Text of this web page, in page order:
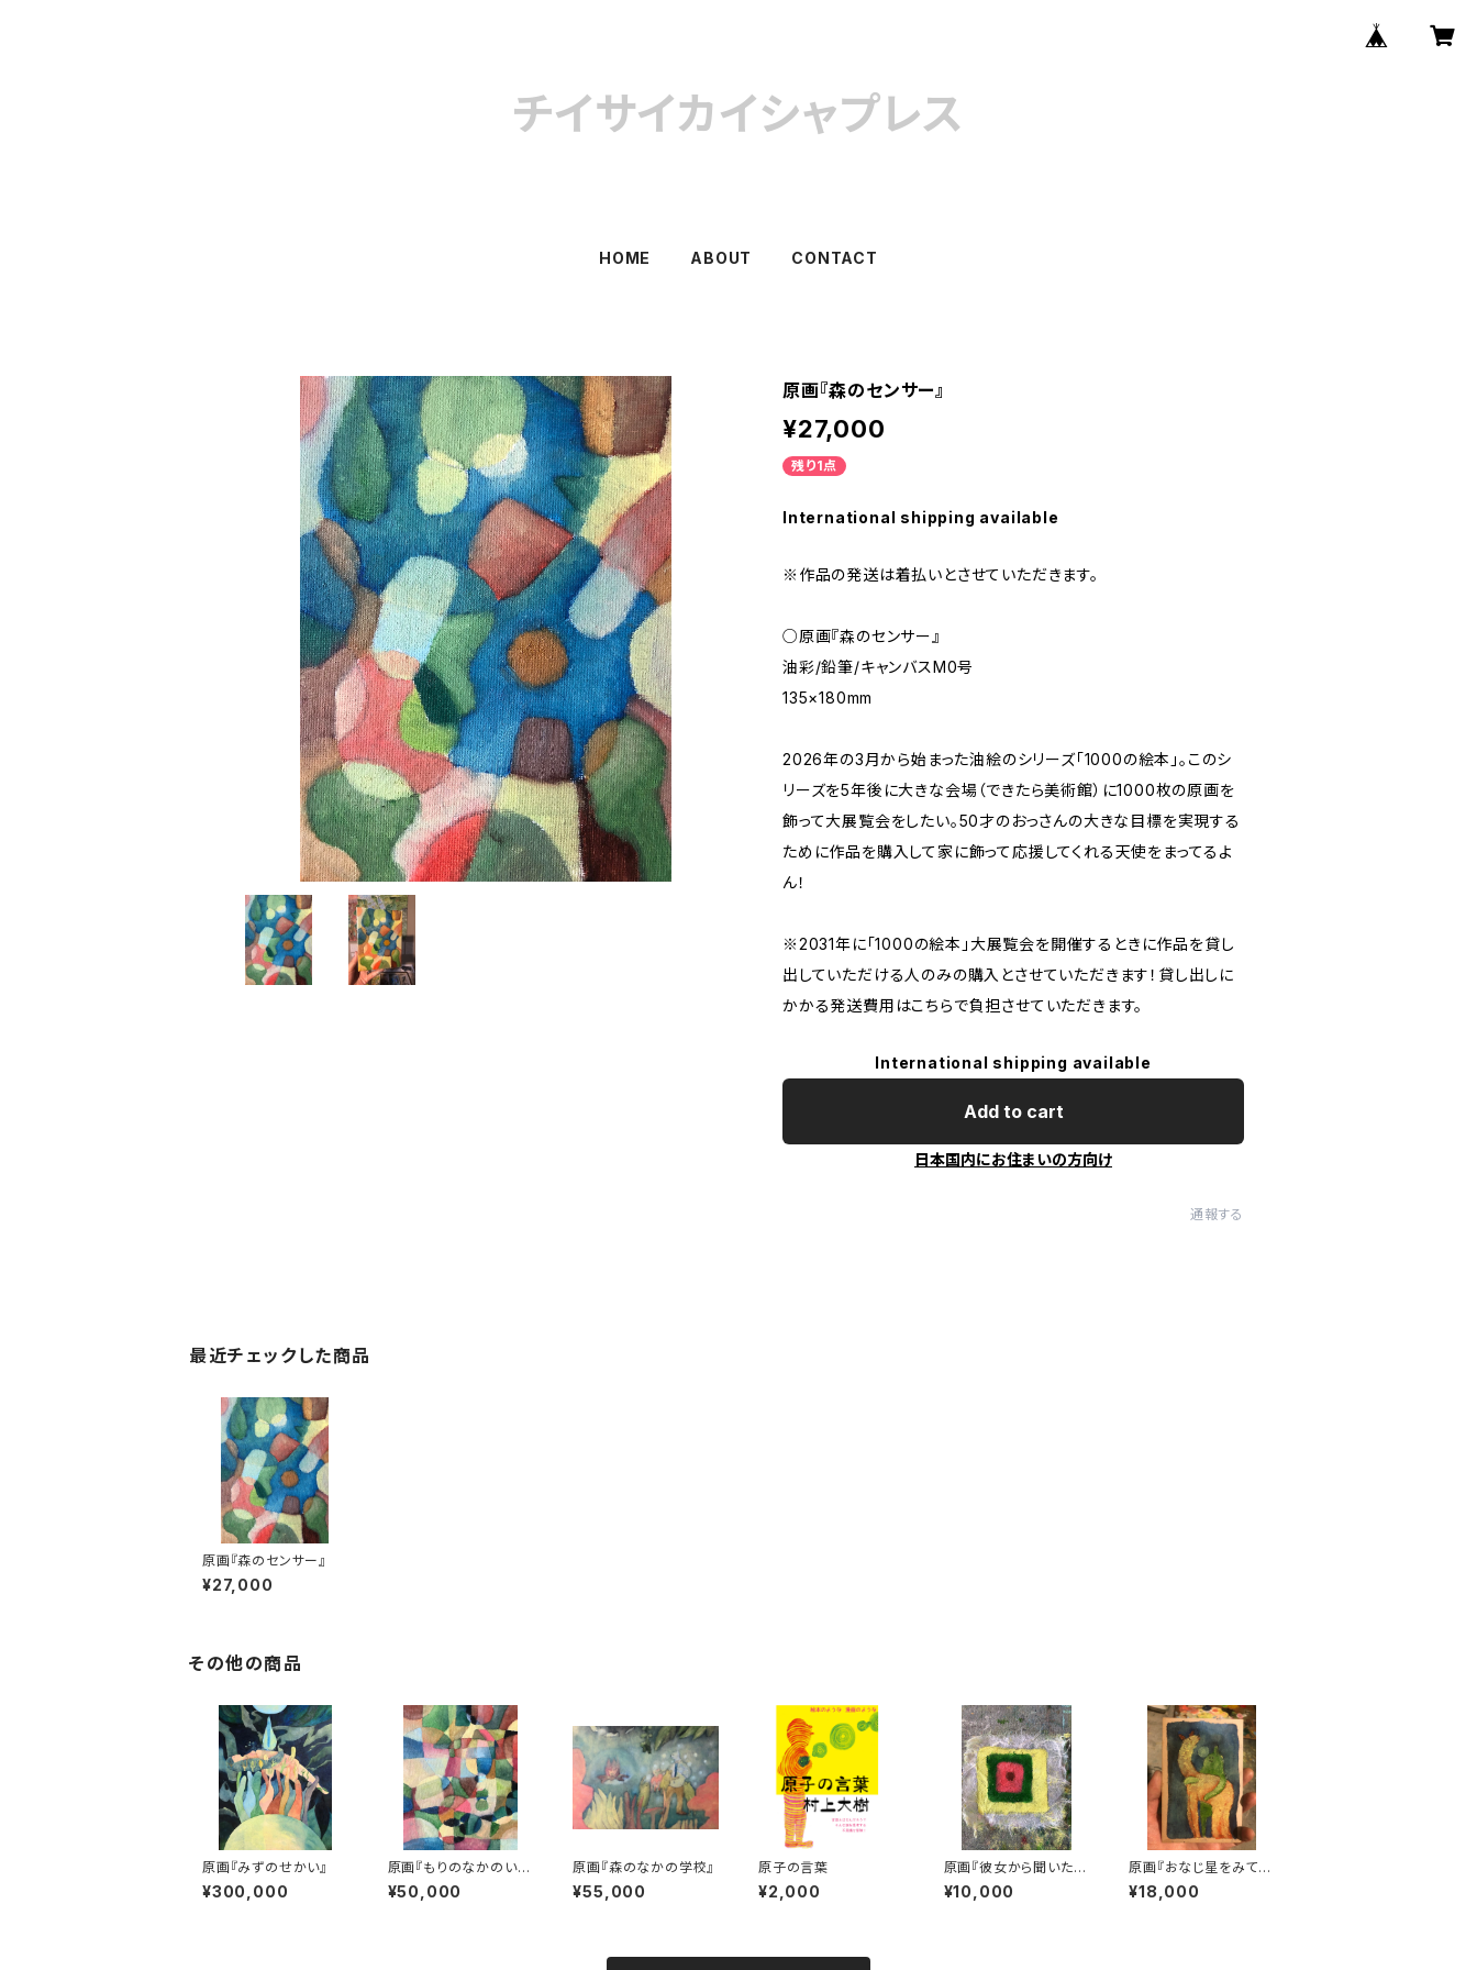
チイサイカイシャプレス
HOME ABOUT CONTACT
原画『森のセンサー』
¥27,000
残り1点
International shipping available
※作品の発送は着払いとさせていただきます。
○原画『森のセンサー』
油彩/鉛筆/キャンバスM0号
135×180mm
2026年の3月から始まった油絵のシリーズ「1000の絵本」。このシ
リーズを5年後に大きな会場（できたら美術館）に1000枚の原画を
飾って大展覧会をしたい。50才のおっさんの大きな目標を実現する
ために作品を購入して家に飾って応援してくれる天使をまってるよ
ん！
※2031年に「1000の絵本」大展覧会を開催するときに作品を貸し
出していただける人のみの購入とさせていただきます！貸し出しに
かかる発送費用はこちらで負担させていただきます。
International shipping available
Add to cart
日本国内にお住まいの方向け
通報する
最近チェックした商品
原画『森のセンサー』
¥27,000
その他の商品
原画『みずのせかい』
¥300,000
原画『もりのなかのいろ
たち』
¥50,000
原画『森のなかの学校』
¥55,000
原子の言葉
¥2,000
原画『彼女から聞いた夢
のはなし』
¥10,000
原画『おなじ星をみてい
る』
¥18,000